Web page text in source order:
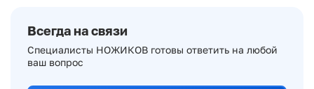
Всегда на связи
Специалисты НОЖИКОВ готовы ответить на любой
ваш вопрос